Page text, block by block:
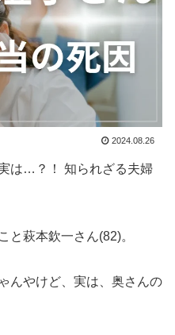
2024.08.26
は…？！ 知られざる夫婦
と萩本欽一さん(82)。
んやけど、実は、奥さんの